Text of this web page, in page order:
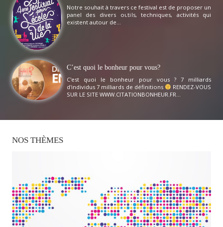
Notre souhait à travers ce festival est de proposer un
panel des divers outils, techniques, activités qui
existent autour de...
C’est quoi le bonheur pour vous?
C'est quoi le bonheur pour vous ? 7 milliards
d'individus 7 milliards de définitions
RENDEZ-VOUS
SUR LE SITE WWW.CITATIONBONHEUR.FR...
NOS THÈMES